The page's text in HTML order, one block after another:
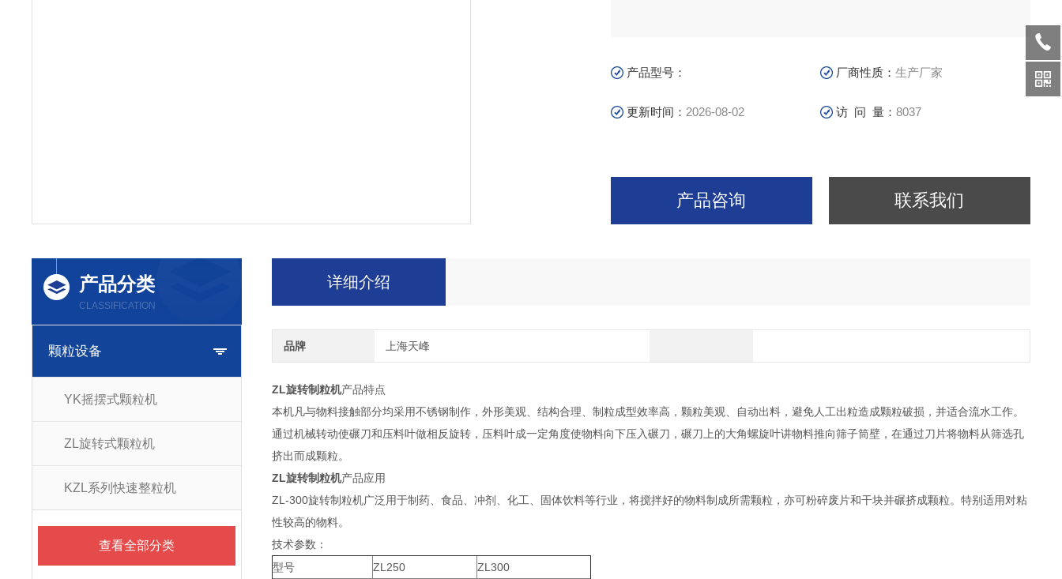
产品型号： 厂商性质：生产厂家
更新时间： 2026-08-02 访 问 量：8037
产品咨询 联系我们
产品分类
CLASSIFICATION
颗粒设备
YK摇摆式颗粒机
ZL旋转式颗粒机
KZL系列快速整粒机
查看全部分类
详细介绍
品牌 上海天峰
ZL旋转制粒机产品特点
本机凡与物料接触部分均采用不锈钢制作，外形美观、结构合理、制粒成型效率高，颗粒美观、自动出料，避免人工出粒造成颗粒破损，并适合流水工作。
通过机械转动使碾刀和压料叶做相反旋转，压料叶成一定角度使物料向下压入碾刀，碾刀上的大角螺旋叶讲物料推向筛子筒壁，在通过刀片将物料从筛选孔
挤出而成颗粒。
ZL旋转制粒机产品应用
ZL-300旋转制粒机广泛用于制药、食品、冲剂、化工、固体饮料等行业，将搅拌好的物料制成所需颗粒，亦可粉碎废片和干块并碾挤成颗粒。特别适用对粘
性较高的物料。
技术参数：
型号
ZL250
ZL300